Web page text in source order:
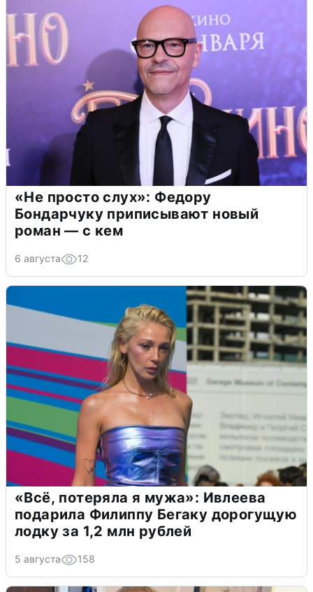
«Не просто слух»: Федору
Бондарчуку приписывают новый
роман — с кем
6 августа 12
«Всё, потеряла я мужа»: Ивлеева
подарила Филиппу Бегаку дорогущую
лодку за 1,2 млн рублей
5 августа 158